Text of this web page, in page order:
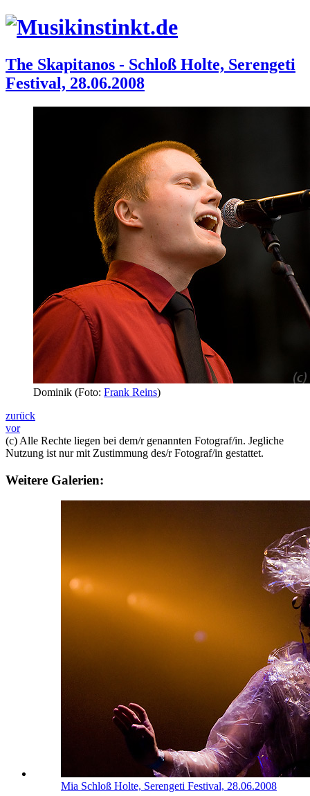
The Skapitanos - Schloß Holte, Serengeti
Festival, 28.06.2008
Dominik (Foto: Frank Reins)
zurück
vor
(c) Alle Rechte liegen bei dem/r genannten Fotograf/in. Jegliche
Nutzung ist nur mit Zustimmung des/r Fotograf/in gestattet.
Weitere Galerien:
Mia Schloß Holte, Serengeti Festival, 28.06.2008